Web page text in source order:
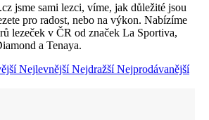
jsme sami lezci, víme, jak důležité jsou
pro radost, nebo na výkon. Nabízíme
lezeček v ČR od značek La Sportiva,
a Tenaya.
NejlevnějšíNejdražšíNejprodávanější